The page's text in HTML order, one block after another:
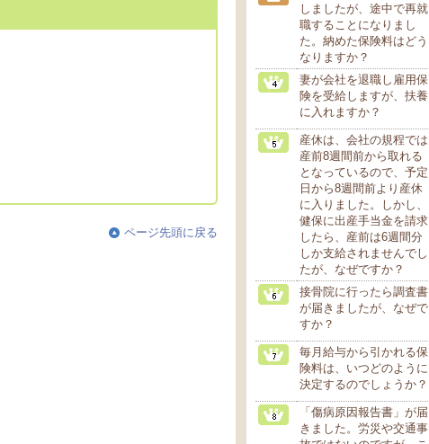
ページ先頭に戻る
しましたが、途中で再就
職することになりまし
た。納めた保険料はどう
なりますか？
妻が会社を退職し雇用保
険を受給しますが、扶養
に入れますか？
産休は、会社の規程では
産前8週間前から取れる
となっているので、予定
日から8週間前より産休
に入りました。しかし、
健保に出産手当金を請求
したら、産前は6週間分
しか支給されませんでし
たが、なぜですか？
接骨院に行ったら調査書
が届きましたが、なぜで
すか？
毎月給与から引かれる保
険料は、いつどのように
決定するのでしょうか？
「傷病原因報告書」が届
きました。労災や交通事